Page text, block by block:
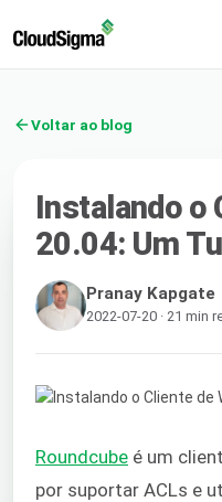
Voltar ao blog
Instalando o
20.04: Um
Pranay Kapgate
2022-07-20 · 21 min
Roundcube é um
por suportar ACLs e